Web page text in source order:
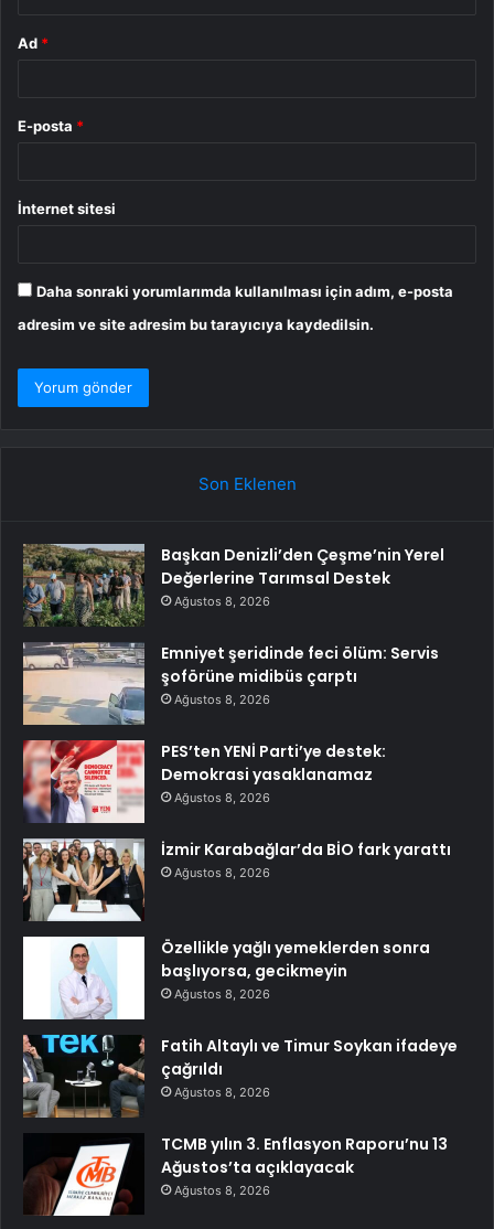
Ad *
E-posta *
İnternet sitesi
Daha sonraki yorumlarımda kullanılması için adım, e-posta
adresim ve site adresim bu tarayıcıya kaydedilsin.
Son Eklenen
Başkan Denizli’den Çeşme’nin Yerel
Değerlerine Tarımsal Destek
Ağustos 8, 2026
Emniyet şeridinde feci ölüm: Servis
şoförüne midibüs çarptı
Ağustos 8, 2026
PES’ten YENİ Parti’ye destek:
Demokrasi yasaklanamaz
Ağustos 8, 2026
İzmir Karabağlar’da BİO fark yarattı
Ağustos 8, 2026
Özellikle yağlı yemeklerden sonra
başlıyorsa, gecikmeyin
Ağustos 8, 2026
Fatih Altaylı ve Timur Soykan ifadeye
çağrıldı
Ağustos 8, 2026
TCMB yılın 3. Enflasyon Raporu’nu 13
Ağustos’ta açıklayacak
Ağustos 8, 2026